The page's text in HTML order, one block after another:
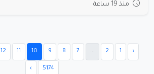
منذ 19 ساعة
‹
1
2
...
7
8
9
10
11
12
5174
›